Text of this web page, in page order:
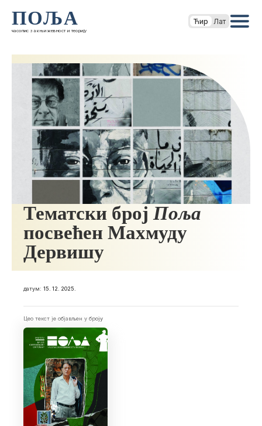
ПОЉА
часопис за књижевност и теорију
Ћир Лат
Тематски број Поља
посвећен Махмуду
Дервишу
датум: 15. 12. 2025.
Цео текст је објављен у броју